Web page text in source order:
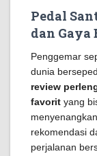
Pedal
dan Gaya
Penggemar
dunia
review
favorit yang
rekomendasi
perjalanan